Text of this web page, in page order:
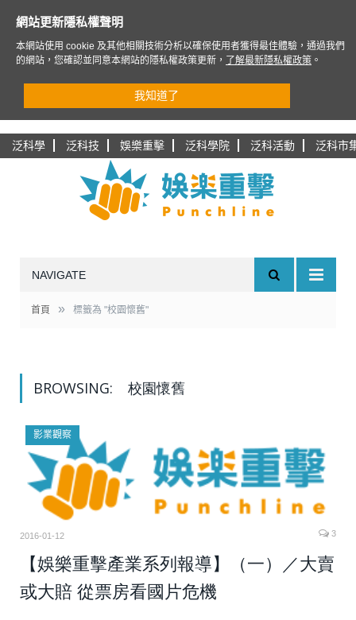
泛科學 泛科技 娛樂重擊 泛科學院 泛科活動 泛科市
NAVIGATE
首頁 » 標籤為 "校園懷舊"
BROWSING: 校園懷舊
影業觀察
2016-01-12 3
【娛樂重擊產業系列報導】（一）／大賣
或大賠 從票房看國片危機
網站更新隱私權聲明
本網站使用 cookie 及其他相關技術分析以確保使用者獲得最佳體驗，通過我們
的網站，您確認並同意本網站的隱私權政策更新，
了解最新隱私權政策 。
我知道了